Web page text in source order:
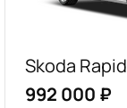
Skoda Rapid
992 000 ₽